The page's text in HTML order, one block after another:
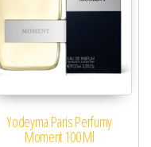
Yodeyma Paris Perfumy
Moment 100 Ml